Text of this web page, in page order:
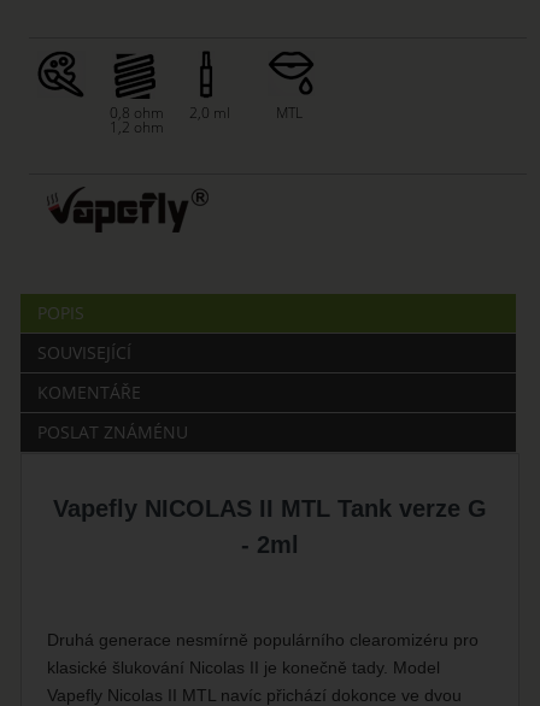
0,8 ohm
1,2 ohm
2,0 ml MTL
POPIS
SOUVISEJÍCÍ
KOMENTÁŘE
POSLAT ZNÁMÉNU
Vapefly NICOLAS II MTL Tank verze G
- 2ml
Druhá generace nesmírně populárního clearomizéru pro
klasické šlukování Nicolas II je konečně tady. Model
Vapefly Nicolas II MTL navíc přichází dokonce ve dvou